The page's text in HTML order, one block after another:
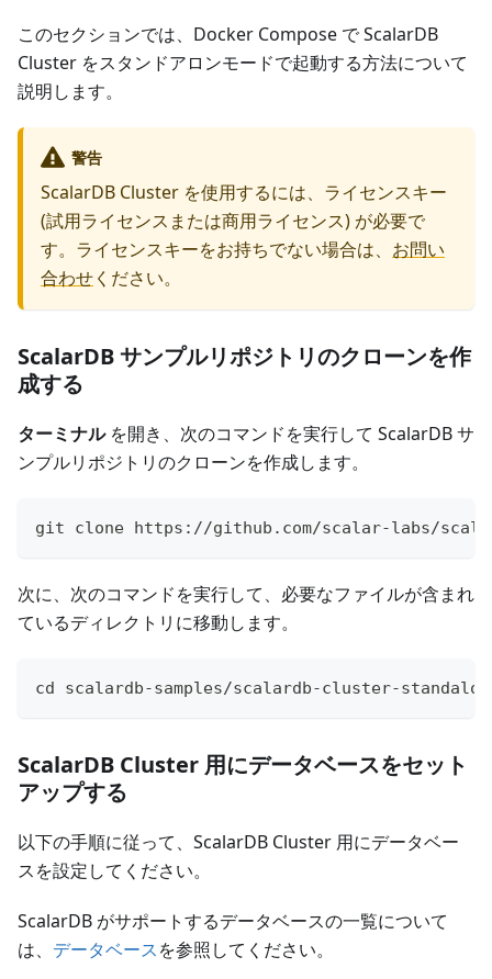
このセクションでは、Docker Compose で ScalarDB
Cluster をスタンドアロンモードで起動する方法について
説明します。
警告
ScalarDB Cluster を使用するには、ライセンスキー
(試用ライセンスまたは商用ライセンス) が必要で
す。ライセンスキーをお持ちでない場合は、 お問い
合わせください。
ScalarDB サンプルリポジトリのクローンを作
成する
ターミナルを開き、次のコマンドを実行して ScalarDB サ
ンプルリポジトリのクローンを作成します。
git clone https://github.com/scalar-labs/
次に、次のコマンドを実行して、必要なファイルが含まれ
ているディレクトリに移動します。
cd scalardb-samples/scalardb-cluster-
ScalarDB Cluster 用にデータベースをセット
アップする
以下の手順に従って、ScalarDB Cluster 用にデータベー
スを設定してください。
ScalarDB がサポートするデータベースの一覧について
は、 データベースを参照してください。